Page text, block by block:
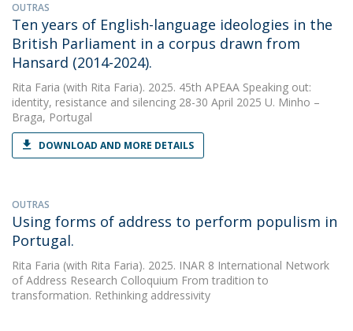
OUTRAS
Ten years of English-language ideologies in the
British Parliament in a corpus drawn from
Hansard (2014-2024).
Rita Faria (with Rita Faria). 2025. 45th APEAA Speaking out:
identity, resistance and silencing 28-30 April 2025 U. Minho –
Braga, Portugal
DOWNLOAD AND MORE DETAILS
OUTRAS
Using forms of address to perform populism in
Portugal.
Rita Faria (with Rita Faria). 2025. INAR 8 International Network
of Address Research Colloquium From tradition to
transformation. Rethinking addressivity